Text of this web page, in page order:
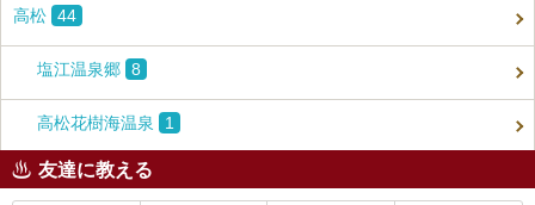
高松 44
塩江温泉郷 8
高松花樹海温泉 1
友達に教える